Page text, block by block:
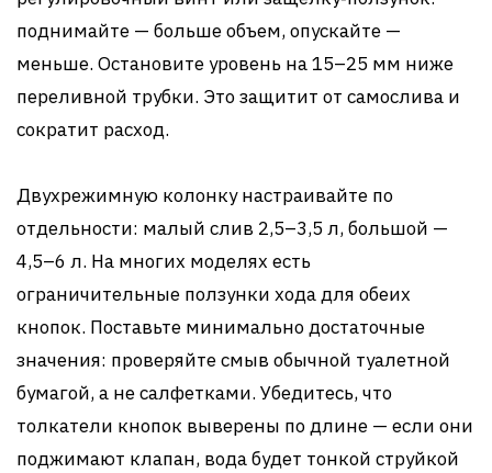
поднимайте — больше объем, опускайте —
меньше. Остановите уровень на 15–25 мм ниже
переливной трубки. Это защитит от самослива и
сократит расход.
Двухрежимную колонку настраивайте по
отдельности: малый слив 2,5–3,5 л, большой —
4,5–6 л. На многих моделях есть
ограничительные ползунки хода для обеих
кнопок. Поставьте минимально достаточные
значения: проверяйте смыв обычной туалетной
бумагой, а не салфетками. Убедитесь, что
толкатели кнопок выверены по длине — если они
поджимают клапан, вода будет тонкой струйкой